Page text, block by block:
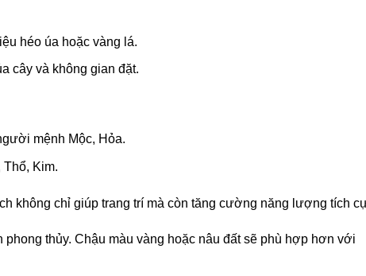
héo úa hoặc vàng lá.
cây và không gian đặt.
mệnh Mộc, Hỏa.
Kim.
không chỉ giúp trang trí mà còn tăng cường năng lượng tích
thủy. Chậu màu vàng hoặc nâu đất sẽ phù hợp hơn với